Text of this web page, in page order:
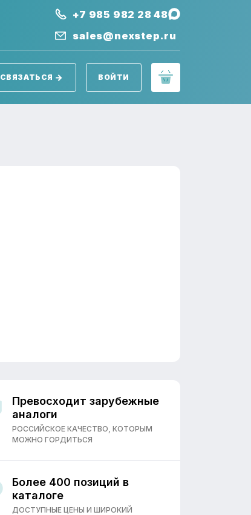
+7 985 982 28 48
sales@nexstep.ru
СВЯЗАТЬСЯ ВОЙТИ
Превосходит зарубежные
аналоги
РОССИЙСКОЕ КАЧЕСТВО, КОТОРЫМ
МОЖНО ГОРДИТЬСЯ
Более 400 позиций в
каталоге
ДОСТУПНЫЕ ЦЕНЫ И ШИРОКИЙ